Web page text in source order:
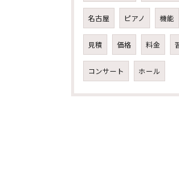
名古屋 ピアノ 機能
見積 価格 料金
コンサート ホール